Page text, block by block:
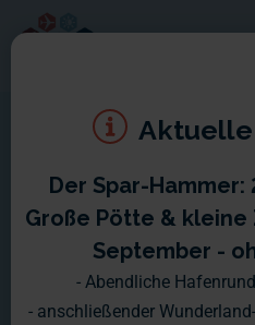
Montag 11.
Sonntag 17.
T- 17 Tage bis zur Eröffnung.
Der Spar-Hammer:
Große Pötte & kleine
September -
- Abendliche
- anschließender